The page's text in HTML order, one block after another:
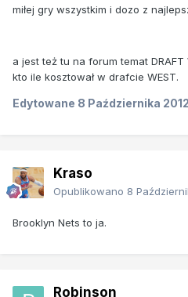
miłej gry wszystkim i dozo z
a jest też tu na forum temat
kto ile kosztował w drafcie WEST.
Edytowane 8 Października 2012
Kraso
Opublikowano 8
Brooklyn Nets to ja.
Robinson